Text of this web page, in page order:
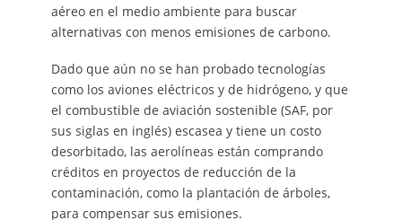
aéreo en el medio ambiente para buscar
alternativas con menos emisiones de carbono.
Dado que aún no se han probado tecnologías
como los aviones eléctricos y de hidrógeno, y que
el combustible de aviación sostenible (SAF, por
sus siglas en inglés) escasea y tiene un costo
desorbitado, las aerolíneas están comprando
créditos en proyectos de reducción de la
contaminación, como la plantación de árboles,
para compensar sus emisiones.